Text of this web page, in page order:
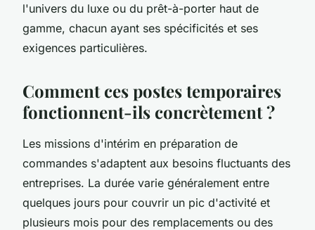
l'univers du luxe ou du prêt-à-porter haut de
gamme, chacun ayant ses spécificités et ses
exigences particulières.
Comment ces postes temporaires
fonctionnent-ils concrètement ?
Les missions d'intérim en préparation de
commandes s'adaptent aux besoins fluctuants des
entreprises. La durée varie généralement entre
quelques jours pour couvrir un pic d'activité et
plusieurs mois pour des remplacements ou des